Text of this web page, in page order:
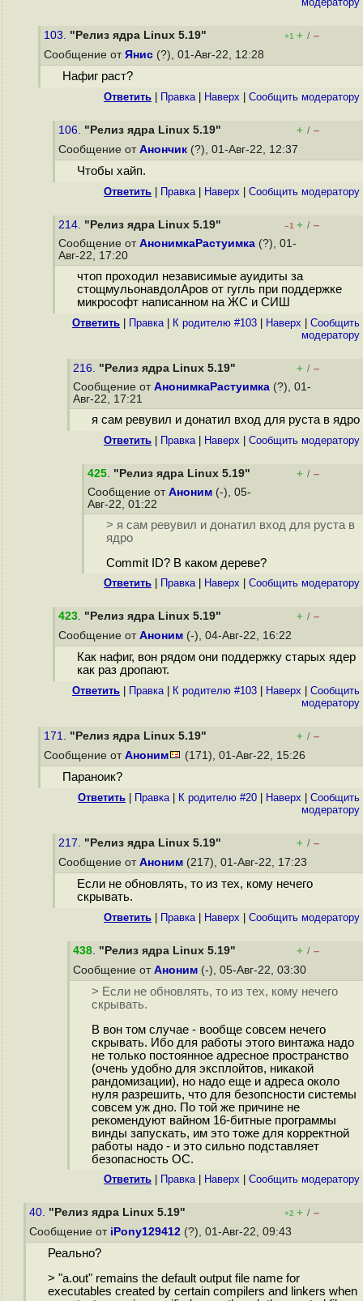
103. "Релиз ядра Linux 5.19" +1 + / –
Сообщение от Янис (?), 01-Авг-22, 12:28
Нафиг раст?
Ответить Правка| Наверх Cообщить модератору
106. "Релиз ядра Linux 5.19" + / –
Сообщение от Анончик (?), 01-Авг-22, 12:37
Чтобы хайп.
Ответить Правка| Наверх Cообщить модератору
214. "Релиз ядра Linux 5.19" –1 + / –
Сообщение от АнонимкаРастуимка (?), 01-
Авг-22, 17:20
чтоп проходил независимые ауидиты за
стощмульонавдолАров от гугль при поддержке
микрософт написанном на ЖС и СИШ
Ответить Правка| К родителю #103 Наверх
Cообщить
модератору
216. "Релиз ядра Linux 5.19" + / –
Сообщение от АнонимкаРастуимка (?), 01-
Авг-22, 17:21
я сам ревувил и донатил вход для руста в ядро
Ответить Правка| Наверх Cообщить модератору
425. "Релиз ядра Linux 5.19" + / –
Сообщение от Аноним (-), 05-
Авг-22, 01:22
> я сам ревувил и донатил вход для руста в
ядро
Commit ID? В каком дереве?
Ответить Правка| Наверх Cообщить модератору
423. "Релиз ядра Linux 5.19" + / –
Сообщение от Аноним (-), 04-Авг-22, 16:22
Как нафиг, вон рядом они поддержку старых ядер
как раз дропают.
Ответить Правка| К родителю #103 Наверх
Cообщить
модератору
171. "Релиз ядра Linux 5.19" + / –
Сообщение от Аноним (171), 01-Авг-22, 15:26
Параноик?
Ответить Правка| К родителю #20 Наверх
Cообщить
модератору
217. "Релиз ядра Linux 5.19" + / –
Сообщение от Аноним (217), 01-Авг-22, 17:23
Если не обновлять, то из тех, кому нечего
скрывать.
Ответить Правка| Наверх Cообщить модератору
438. "Релиз ядра Linux 5.19" + / –
Сообщение от Аноним (-), 05-Авг-22, 03:30
> Если не обновлять, то из тех, кому нечего
скрывать.
В вон том случае - вообще совсем нечего
скрывать. Ибо для работы этого винтажа надо
не только постоянное адресное пространство
(очень удобно для эксплойтов, никакой
рандомизации), но надо еще и адреса около
нуля разрешить, что для безопсности системы
совсем уж дно. По той же причине не
рекомендуют вайном 16-битные программы
винды запускать, им это тоже для корректной
работы надо - и это сильно подставляет
безопасность ОС.
Ответить Правка| Наверх Cообщить модератору
40. "Релиз ядра Linux 5.19" +2 + / –
Сообщение от iPony129412 (?), 01-Авг-22, 09:43
Реально?
> "a.out" remains the default output file name for
executables created by certain compilers and linkers when